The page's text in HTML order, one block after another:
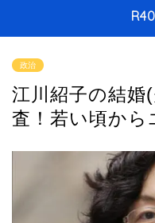
政治
江川紹子の結婚
査！若い頃から